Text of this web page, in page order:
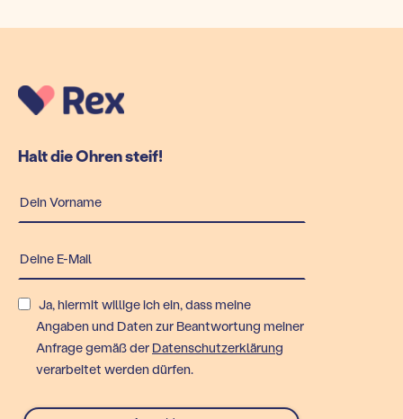
Halt die Ohren steif!
Ja, hiermit willige ich ein, dass meine
Angaben und Daten zur Beantwortung meiner
Anfrage gemäß der Datenschutzerklärung
verarbeitet werden dürfen.